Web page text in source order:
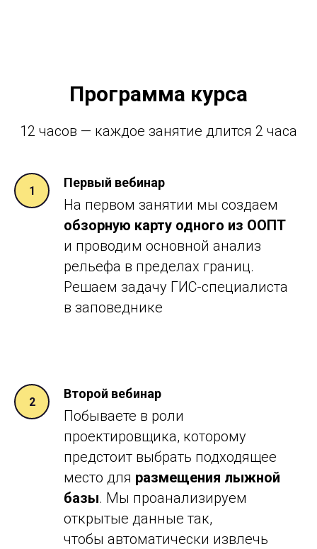
Программа курса
12 часов — каждое занятие длится 2 часа
Первый вебинар
На первом занятии мы создаем
обзорную карту одного из ООПТ
и проводим основной анализ
рельефа в пределах границ.
Решаем задачу ГИС-специалиста
в заповеднике
Второй вебинар
Побываете в роли
проектировщика, которому
предстоит выбрать подходящее
место для размещения лыжной
базы. Мы проанализируем
открытые данные так,
чтобы автоматически извлечь